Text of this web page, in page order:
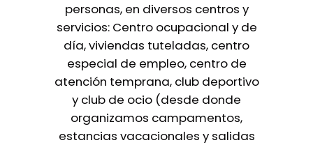
personas, en diversos centros y
servicios: Centro ocupacional y de
día, viviendas tuteladas, centro
especial de empleo, centro de
atención temprana, club deportivo
y club de ocio (desde donde
organizamos campamentos,
estancias vacacionales y salidas